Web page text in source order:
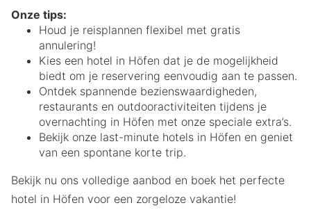
Onze tips:
Houd je reisplannen flexibel met gratis
annulering!
Kies een hotel in Höfen dat je de mogelijkheid
biedt om je reservering eenvoudig aan te passen.
Ontdek spannende bezienswaardigheden,
restaurants en outdooractiviteiten tijdens je
overnachting in Höfen met onze speciale extra’s.
Bekijk onze last-minute hotels in Höfen en geniet
van een spontane korte trip.
Bekijk nu ons volledige aanbod en boek het perfecte
hotel in Höfen voor een zorgeloze vakantie!